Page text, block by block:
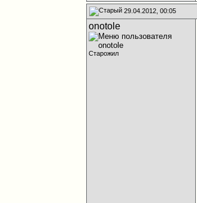
29.04.2012, 00:05
onotole
Старожил